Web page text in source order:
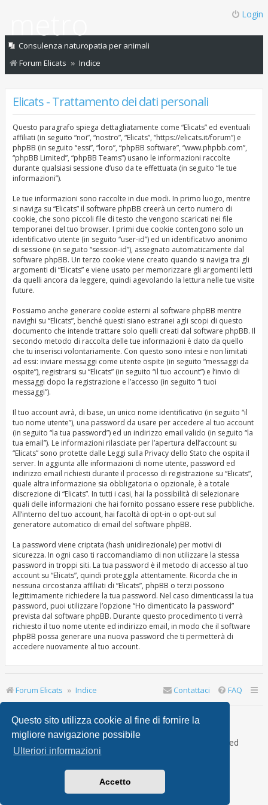
Questo sito utilizza cookie al fine di fornire la
migliore navigazione possibile
Ulteriori informazioni
Accetto
Login
Consulenza naturopatia per animali
Forum Elicats
Indice
Elicats - Trattamento dei dati personali
Questo paragrafo spiega dettagliatamente come “Elicats” ed eventuali
affiliati (in seguito “noi”, “nostro”, “Elicats”, “https://elicats.it/forum”) e
phpBB (in seguito “essi”, “loro”, “phpBB software”, “www.phpbb.com”,
“phpBB Limited”, “phpBB Teams”) usano le informazioni raccolte
durante qualsiasi sessione d’uso da te effettuata (in seguito “le tue
informazioni”).
Le tue informazioni sono raccolte in due modi. In primo luogo, mentre
si naviga su “Elicats” il software phpBB creerà un certo numero di
cookie, che sono piccoli file di testo che vengono scaricati nei file
temporanei del tuo browser. I primi due cookie contengono solo un
identificativo utente (in seguito “user-id”) ed un identificativo anonimo
di sessione (in seguito “session-id”), assegnato automaticamente dal
software phpBB. Un terzo cookie viene creato quando si naviga tra gli
argomenti di “Elicats” e viene usato per memorizzare gli argomenti letti
da quelli ancora da leggere, quindi agevolando la lettura nelle tue visite
future.
Possiamo anche generare cookie esterni al software phpBB mentre
navighi su “Elicats”, benché questi siano estranei agli scopi di questo
documento che intende trattare solo quelli creati dal software phpBB. Il
secondo metodo di raccolta delle tue informazioni è dato da quello
che tu inserisci volontariamente. Con questo sono intesi e non limitati
ad essi: inviare messaggi come utente ospite (in seguito “messaggi da
ospite”), registrarsi su “Elicats” (in seguito “il tuo account”) e l’invio di
messaggi dopo la registrazione e l’accesso (in seguito “i tuoi
messaggi”).
Il tuo account avrà, di base, un unico nome identificativo (in seguito “il
tuo nome utente”), una password da usare per accedere al tuo account
(in seguito “la tua password”) ed un indirizzo email valido (in seguito “la
tua email”). Le informazioni rilasciate per l’apertura dell’account su
“Elicats” sono protette dalle Leggi sulla Privacy dello Stato che ospita il
server. In aggiunta alle informazioni di nome utente, password ed
indirizzo email richiesti durante il processo di registrazione su “Elicats”,
quale altra informazione sia obbligatoria o opzionale, è a totale
discrezione di “Elicats”. In tutti i casi, hai la possibilità di selezionare
quali delle informazioni che hai fornito possano essere rese pubbliche.
All’interno del tuo account, hai facoltà di opt-in o opt-out sul
generatore automatico di email del software phpBB.
La password viene criptata (hash unidirezionale) per motivi di
sicurezza. In ogni caso ti raccomandiamo di non utilizzare la stessa
password in troppi siti. La tua password è il metodo di accesso al tuo
account su “Elicats”, quindi proteggila attentamente. Ricorda che in
nessuna circostanza affiliati di “Elicats”, phpBB o terzi possono
legittimamente richiedere la tua password. Nel caso dimenticassi la tua
password, puoi utilizzare l’opzione “Ho dimenticato la password”
prevista dal software phpBB. Durante questo procedimento ti verrà
richiesto il tuo nome utente ed indirizzo email, in modo che il software
phpBB possa generare una nuova password che ti permetterà di
accedere nuovamente al tuo account.
Forum Elicats Indice FAQ
Contattaci
Ultimo accesso: | Oggi è 7 ago 2026, 22:16
Creato daphpBB
® Forum Software © phpBB Limited
Traduzione Italiana
phpBB SiteMaker
phpBB Metro Theme byPixelGoose Studio